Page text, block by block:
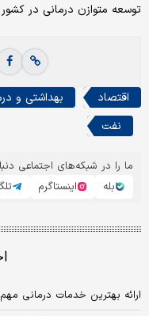
توسعه متوازن درمانی در
اقتصاد بهداشتی و
نفت
ما را در شبکه‌های اجتماعی
بله
اینستاگرم
ارائه بهترین خدمات درمانی